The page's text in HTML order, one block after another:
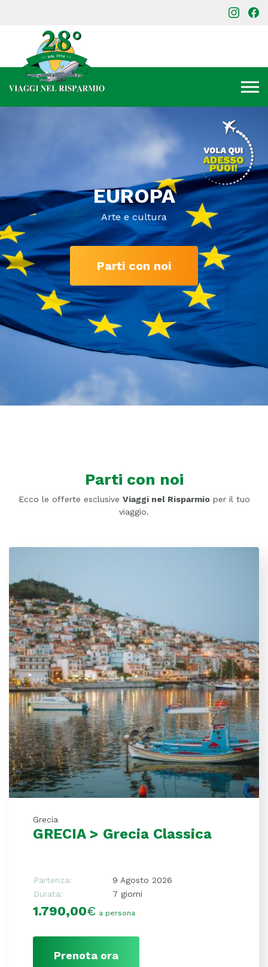
EUROPA
Arte e cultura
Parti con noi
Parti con noi
Ecco le offerte esclusive Viaggi nel Risparmioper il tuo
viaggio.
Grecia
GRECIA > Grecia Classica
Partenza:
9 Agosto 2026
Durata:
7 giorni
1.790,00€ a persona
Prenota ora